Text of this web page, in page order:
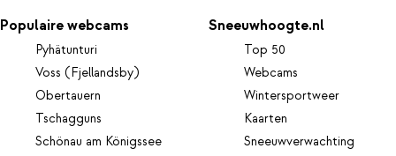
Populaire webcams
Pyhätunturi
Voss (Fjellandsby)
Obertauern
Tschagguns
Schönau am Königssee
Sneeuwhoogte.nl
Top 50
Webcams
Wintersportweer
Kaarten
Sneeuwverwachting